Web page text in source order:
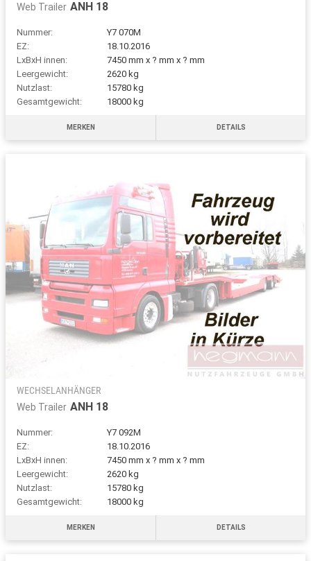
Web Trailer ANH 18
Nummer:
Y7 070M
EZ:
18.10.2016
LxBxH innen:
7450 mm x ? mm x ? mm
Leergewicht:
2620 kg
Nutzlast:
15780 kg
Gesamtgewicht:
18000 kg
MERKEN DETAILS
WECHSELANHÄNGER
Web Trailer ANH 18
Nummer:
Y7 092M
EZ:
18.10.2016
LxBxH innen:
7450 mm x ? mm x ? mm
Leergewicht:
2620 kg
Nutzlast:
15780 kg
Gesamtgewicht:
18000 kg
MERKEN DETAILS